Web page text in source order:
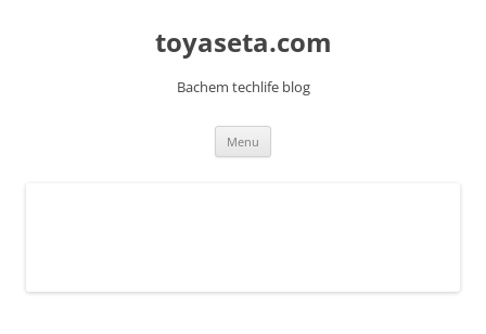
toyaseta.com
Bachem techlife blog
Menu